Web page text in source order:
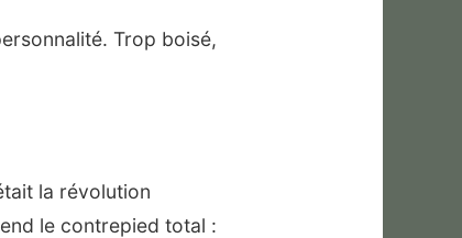
Trop boisé,
la révolution
le contrepied total :